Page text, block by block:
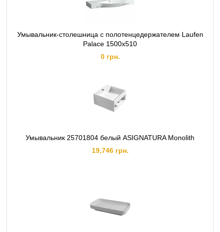
Умывальник-столешница с полотенцедержателем Laufen
Palace 1500х510
0 грн.
Умывальник 25701804 белый ASIGNATURA Monolith
19,746 грн.